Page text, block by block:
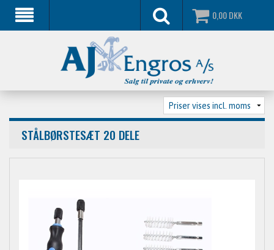
0,00DKK
STÅLBØRSTESÆT 20 DELE